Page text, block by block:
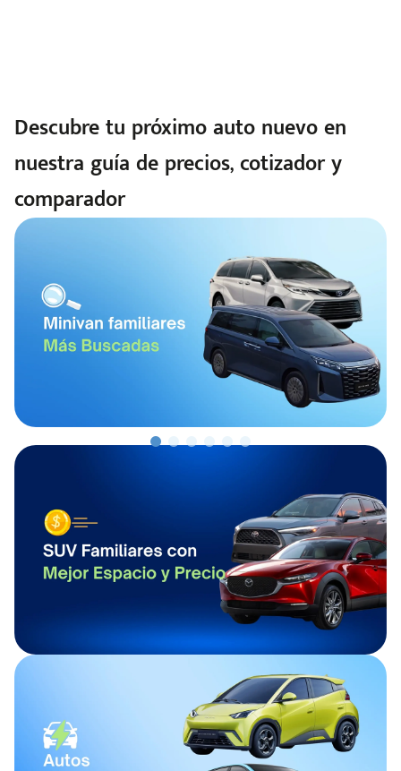
Descubre tu próximo auto nuevo en
nuestra guía de precios, cotizador y
comparador